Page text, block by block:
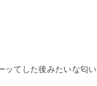
ッてした後みたいな匂い